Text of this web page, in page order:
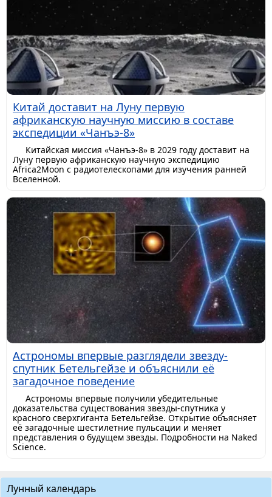
Китай доставит на Луну первую
африканскую научную миссию в составе
экспедиции «Чанъэ-8»
Китайская миссия «Чанъэ-8» в 2029 году доставит на
Луну первую африканскую научную экспедицию
Africa2Moon с радиотелескопами для изучения ранней
Вселенной.
Астрономы впервые разглядели звезду-
спутник Бетельгейзе и объяснили её
загадочное поведение
Астрономы впервые получили убедительные
доказательства существования звезды-спутника у
красного сверхгиганта Бетельгейзе. Открытие объясняет
её загадочные шестилетние пульсации и меняет
представления о будущем звезды. Подробности на Naked
Science.
Лунный календарь